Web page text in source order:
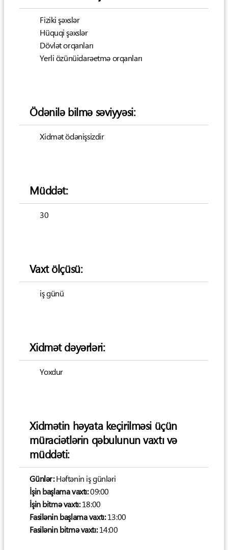
Fiziki şəxslər
Hüquqi şəxslər
Dövlət orqanları
Yerli özünüidarəetmə orqanları
Ödənilə bilmə səviyyəsi:
Xidmət ödənişsizdir
Müddət:
30
Vaxt ölçüsü:
iş günü
Xidmət dəyərləri:
Yoxdur
Xidmətin həyata keçirilməsi üçün
müraciətlərin qəbulunun vaxtı və
müddəti:
Günlər:Həftənin iş günləri
İşin başlama vaxtı:09:00
İşin bitmə vaxtı:18:00
Fasilənin başlama vaxtı:13:00
Fasilənin bitmə vaxtı:14:00